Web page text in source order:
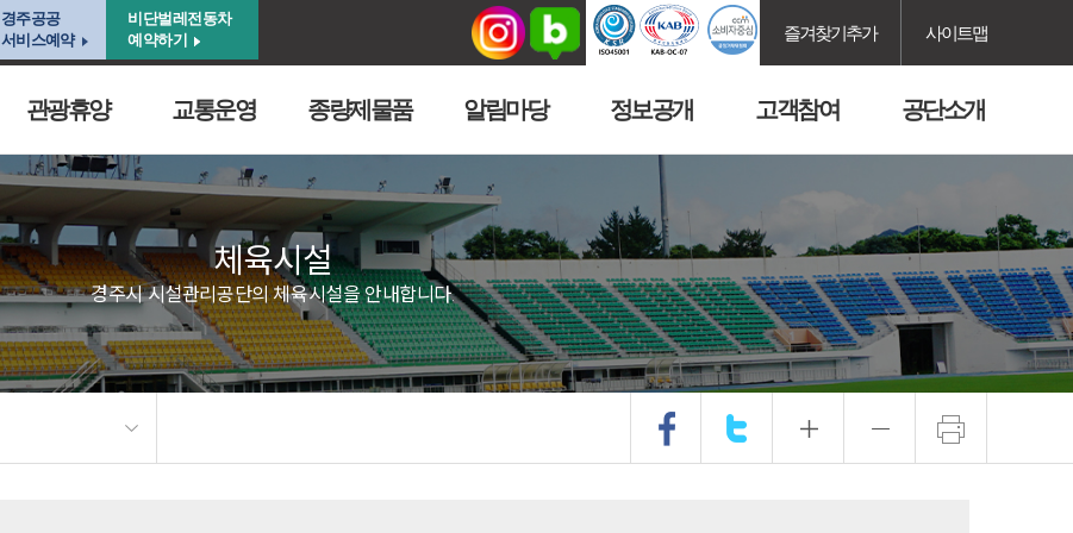
경주공공
서비스예약
비단벌레전동차
예약하기
즐겨찾기추가 사이트맵
관광휴양 교통운영 종량제물품 알림마당 정보공개 고객참여 공단소개
체육시설
경주시 시설관리공단의 체육시설을 안내합니다.